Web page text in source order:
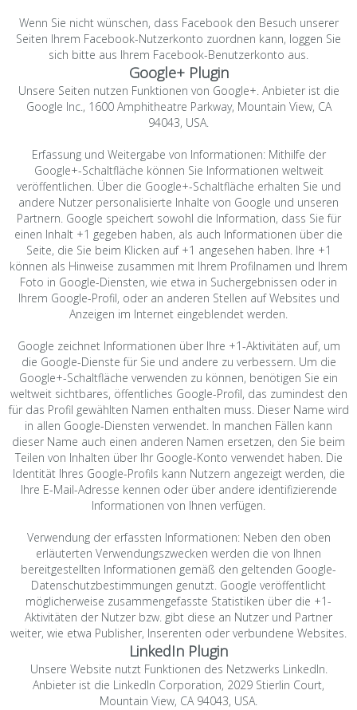
Wenn Sie nicht wünschen, dass Facebook den Besuch unserer
Seiten Ihrem Facebook-Nutzerkonto zuordnen kann, loggen Sie
sich bitte aus Ihrem Facebook-Benutzerkonto aus.
Google+ Plugin
Unsere Seiten nutzen Funktionen von Google+. Anbieter ist die
Google Inc., 1600 Amphitheatre Parkway, Mountain View, CA
94043, USA.
Erfassung und Weitergabe von Informationen: Mithilfe der
Google+-Schaltfläche können Sie Informationen weltweit
veröffentlichen. Über die Google+-Schaltfläche erhalten Sie und
andere Nutzer personalisierte Inhalte von Google und unseren
Partnern. Google speichert sowohl die Information, dass Sie für
einen Inhalt +1 gegeben haben, als auch Informationen über die
Seite, die Sie beim Klicken auf +1 angesehen haben. Ihre +1
können als Hinweise zusammen mit Ihrem Profilnamen und Ihrem
Foto in Google-Diensten, wie etwa in Suchergebnissen oder in
Ihrem Google-Profil, oder an anderen Stellen auf Websites und
Anzeigen im Internet eingeblendet werden.
Google zeichnet Informationen über Ihre +1-Aktivitäten auf, um
die Google-Dienste für Sie und andere zu verbessern. Um die
Google+-Schaltfläche verwenden zu können, benötigen Sie ein
weltweit sichtbares, öffentliches Google-Profil, das zumindest den
für das Profil gewählten Namen enthalten muss. Dieser Name wird
in allen Google-Diensten verwendet. In manchen Fällen kann
dieser Name auch einen anderen Namen ersetzen, den Sie beim
Teilen von Inhalten über Ihr Google-Konto verwendet haben. Die
Identität Ihres Google-Profils kann Nutzern angezeigt werden, die
Ihre E-Mail-Adresse kennen oder über andere identifizierende
Informationen von Ihnen verfügen.
Verwendung der erfassten Informationen: Neben den oben
erläuterten Verwendungszwecken werden die von Ihnen
bereitgestellten Informationen gemäß den geltenden Google-
Datenschutzbestimmungen genutzt. Google veröffentlicht
möglicherweise zusammengefasste Statistiken über die +1-
Aktivitäten der Nutzer bzw. gibt diese an Nutzer und Partner
weiter, wie etwa Publisher, Inserenten oder verbundene Websites.
LinkedIn Plugin
Unsere Website nutzt Funktionen des Netzwerks LinkedIn.
Anbieter ist die LinkedIn Corporation, 2029 Stierlin Court,
Mountain View, CA 94043, USA.